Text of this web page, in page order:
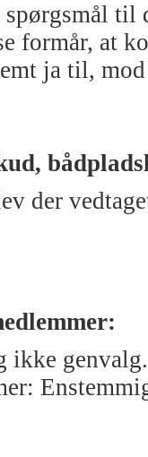
formår, at
ja til,
vedtaget
ikke genvalg.